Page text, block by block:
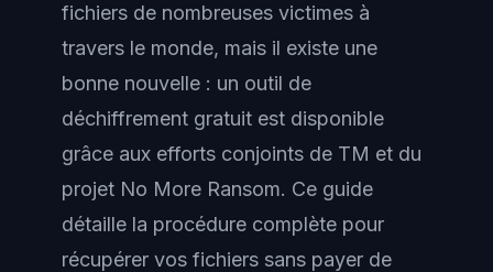
fichiers de nombreuses victimes à
travers le monde, mais il existe une
bonne nouvelle : un outil de
déchiffrement gratuit est disponible
grâce aux efforts conjoints de TM et du
projet No More Ransom. Ce guide
détaille la procédure complète pour
récupérer vos fichiers sans payer de